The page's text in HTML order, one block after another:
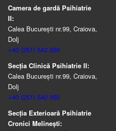
Camera de gardă Psihiatrie
II:
Calea București nr.99, Craiova,
Dolj
+40 (251) 542.950
Secția Clinică Psihiatrie II:
Calea București nr.99, Craiova,
Dolj
+40 (251) 542.950
Secția Exterioară Psihiatrie
Cronici Melinești: